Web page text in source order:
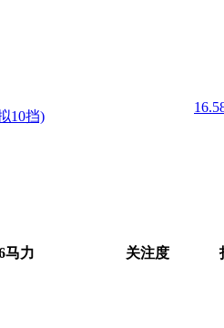
10挡)
马力 关注度